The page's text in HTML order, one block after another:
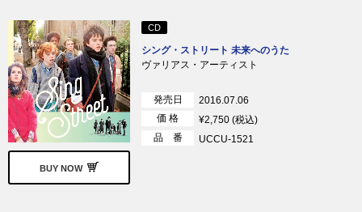
BUY NOW
CD
シング・ストリート 未来へのうた
ヴァリアス・アーティスト
発売日
2016.07.06
価 格
¥2,750 (税込)
品 番
UCCU-1521